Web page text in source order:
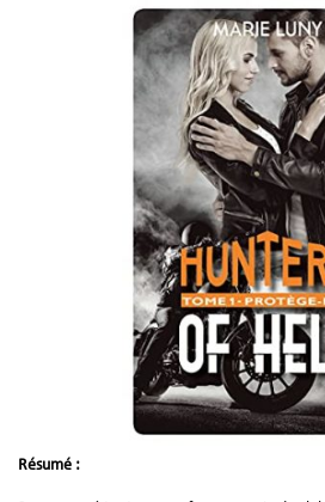
Résumé :